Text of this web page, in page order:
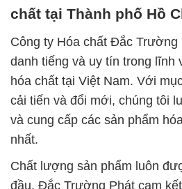
chất tại Thành phố Hồ
Công ty Hóa chất Đắc Trường
danh tiếng và uy tín trong lĩnh
hóa chất tại Việt Nam. Với
cải tiến và đổi mới, chúng tôi
và cung cấp các sản phẩm
nhất.
Chất lượng sản phẩm luôn
đầu. Đắc Trường Phát cam